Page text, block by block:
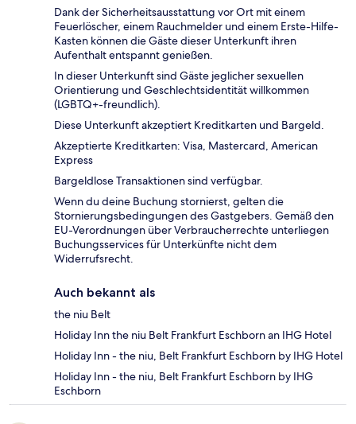
Dank der Sicherheitsausstattung vor Ort mit einem
Feuerlöscher, einem Rauchmelder und einem Erste-Hilfe-
Kasten können die Gäste dieser Unterkunft ihren
Aufenthalt entspannt genießen.
In dieser Unterkunft sind Gäste jeglicher sexuellen
Orientierung und Geschlechtsidentität willkommen
(LGBTQ+-freundlich).
Diese Unterkunft akzeptiert Kreditkarten und Bargeld.
Akzeptierte Kreditkarten: Visa, Mastercard, American
Express
Bargeldlose Transaktionen sind verfügbar.
Wenn du deine Buchung stornierst, gelten die
Stornierungsbedingungen des Gastgebers. Gemäß den
EU-Verordnungen über Verbraucherrechte unterliegen
Buchungsservices für Unterkünfte nicht dem
Widerrufsrecht.
Auch bekannt als
the niu Belt
Holiday Inn the niu Belt Frankfurt Eschborn an IHG Hotel
Holiday Inn - the niu, Belt Frankfurt Eschborn by IHG Hotel
Holiday Inn - the niu, Belt Frankfurt Eschborn by IHG
Eschborn